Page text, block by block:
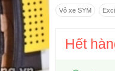
Vỏ xe SYM
Hết